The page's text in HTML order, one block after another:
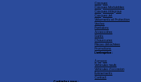
Casques
Casques Modulables
Casques intégraux
Casques Jet
Vêtements et Protection
Vestes
Pantalons
Accessoires
Gants
Chaussures
Pièces détachées
Promotions
L'entreprise :
À propos
Véhicules neufs
Véhicules d'occasion
Événements
Contact